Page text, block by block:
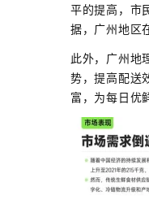
平的提高，市
据，广州地区
此外，广州地
势，提高配送
富，为每日优